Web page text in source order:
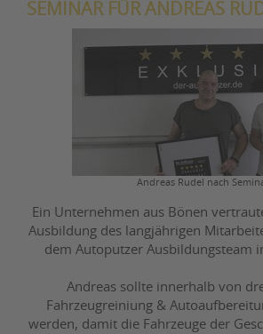
SEMINAR FÜR ANDREAS
Andreas Rudel nach
Ein Unternehmen aus Bönen
Ausbildung des langjährigen
dem Autoputzer Ausbildungsteam
Andreas sollte innerhalb von
Fahrzeugreiniung &
werden, damit die Fahrzeuge der